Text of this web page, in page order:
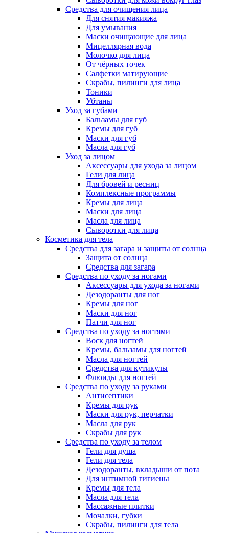
Средства для очищения лица
Для снятия макияжа
Для умывания
Маски очищающие для лица
Мицеллярная вода
Молочко для лица
От чёрных точек
Салфетки матирующие
Скрабы, пилинги для лица
Тоники
Убтаны
Уход за губами
Бальзамы для губ
Кремы для губ
Маски для губ
Масла для губ
Уход за лицом
Аксессуары для ухода за лицом
Гели для лица
Для бровей и ресниц
Комплексные программы
Кремы для лица
Маски для лица
Масла для лица
Сыворотки для лица
Косметика для тела
Средства для загара и защиты от солнца
Защита от солнца
Средства для загара
Средства по уходу за ногами
Аксессуары для ухода за ногами
Дезодоранты для ног
Кремы для ног
Маски для ног
Патчи для ног
Средства по уходу за ногтями
Воск для ногтей
Кремы, бальзамы для ногтей
Масла для ногтей
Средства для кутикулы
Флюиды для ногтей
Средства по уходу за руками
Антисептики
Кремы для рук
Маски для рук, перчатки
Масла для рук
Скрабы для рук
Средства по уходу за телом
Гели для душа
Гели для тела
Дезодоранты, вкладыши от пота
Для интимной гигиены
Кремы для тела
Масла для тела
Массажные плитки
Мочалки, губки
Скрабы, пилинги для тела